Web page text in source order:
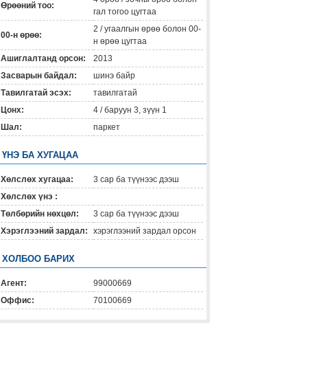
Өрөөний тоо:
гал тогоо цугтаа
00-н өрөө:
2 / угаалгын өрөө болон 00-
н өрөө цугтаа
Ашиглалтанд орсон:
2013
Засварын байдал:
шинэ байр
Тавилгатай эсэх:
тавилгатай
Цонх:
4 / баруун 3, зүүн 1
Шал:
паркет
ҮНЭ БА ХУГАЦАА
Хөлслөх хугацаа:
3 сар ба түүнээс дээш
Хөлслөх үнэ :
Төлбөрийн нөхцөл:
3 сар ба түүнээс дээш
Хэрэглээний зардал:
хэрэглээний зардал орсон
ХОЛБОО БАРИХ
Агент:
99000669
Оффис:
70100669